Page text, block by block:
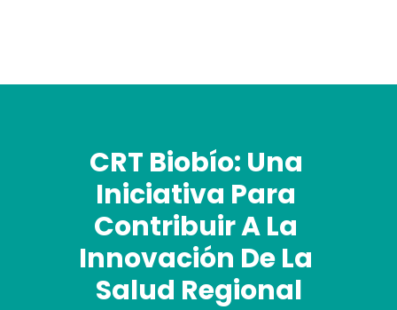
CRT Biobío: Una
Iniciativa Para
Contribuir A La
Innovación De La
Salud Regional